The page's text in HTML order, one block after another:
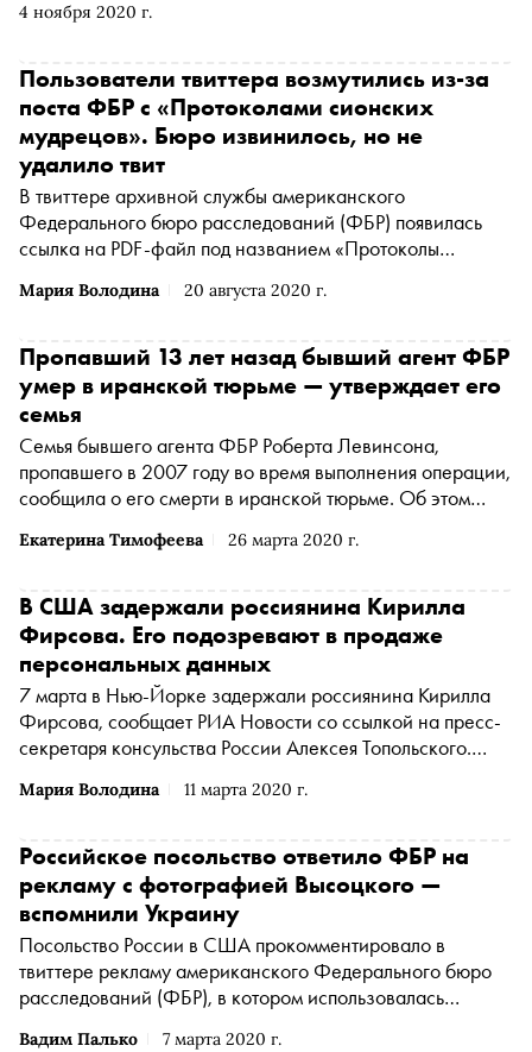
4 ноября 2020 г.
книги Бутиной «Тюремный дневник», где она рассказала
издательства АСТ «Сноб» публикует одну из глав
Мария Володина 20 августа 2020 г.
Пользователи твиттера возмутились из-за
поста ФБР с «Протоколами сионских
мудрецов». Бюро извинилось, но не
удалило твит
В твиттере архивной службы американского
Федерального бюро расследований (ФБР) появилась
ссылка на PDF-файл под названием «Протоколы
подложность которого считается доказанной, пишет The
Екатерина Тимофеева 26 марта 2020 г.
Пропавший 13 лет назад бывший агент ФБР
умер в иранской тюрьме — утверждает его
семья
Семья бывшего агента ФБР Роберта Левинсона,
пропавшего в 2007 году во время выполнения операции,
сообщила о его смерти в иранской тюрьме. Об этом
Мария Володина 11 марта 2020 г.
В США задержали россиянина Кирилла
Фирсова. Его подозревают в продаже
персональных данных
7 марта в Нью-Йорке задержали россиянина Кирилла
Фирсова, сообщает РИА Новости со ссылкой на пресс-
секретаря консульства России Алексея Топольского.
изоляторе Манхэттена
Вадим Палько 7 марта 2020 г.
Российское посольство ответило ФБР на
рекламу с фотографией Высоцкого —
вспомнили Украину
Посольство России в США прокомментировало в
твиттере рекламу американского Федерального бюро
расследований (ФБР), в котором использовалась